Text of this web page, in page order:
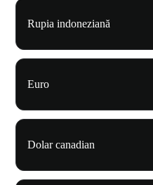
Rupia indoneziană
Euro
Dolar canadian